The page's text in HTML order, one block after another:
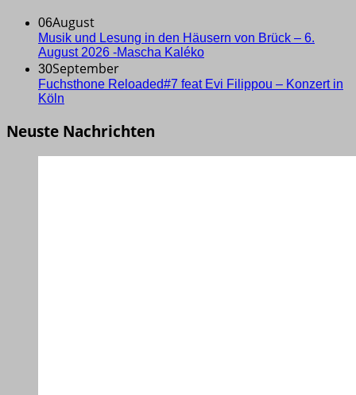
06August
Musik und Lesung in den Häusern von Brück – 6.
August 2026 -Mascha Kaléko
30September
Fuchsthone Reloaded#7 feat Evi Filippou – Konzert in
Köln
Neuste Nachrichten